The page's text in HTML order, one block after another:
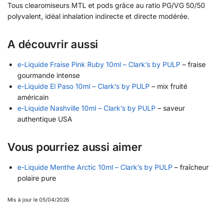
Tous clearomiseurs MTL et pods grâce au ratio PG/VG 50/50
polyvalent, idéal inhalation indirecte et directe modérée.
A découvrir aussi
e-Liquide Fraise Pink Ruby 10ml – Clark’s by PULP – fraise
gourmande intense
e-Liquide El Paso 10ml – Clark’s by PULP – mix fruité
américain
e-Liquide Nashville 10ml – Clark’s by PULP – saveur
authentique USA
Vous pourriez aussi aimer
e-Liquide Menthe Arctic 10ml – Clark’s by PULP – fraîcheur
polaire pure
Mis à jour le 05/04/2026